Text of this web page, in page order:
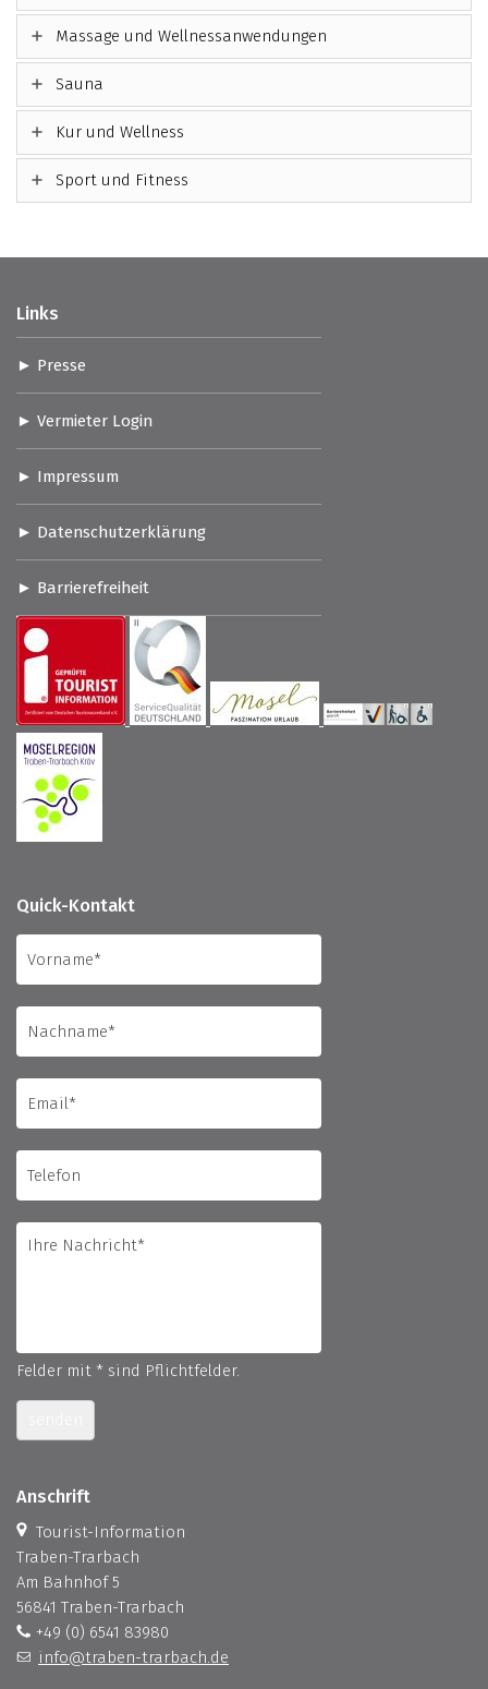
Massage und Wellnessanwendungen
Sauna
Kur und Wellness
Sport und Fitness
Links
Presse
Vermieter Login
Impressum
Datenschutzerklärung
Barrierefreiheit
Quick-Kontakt
Felder mit * sind Pflichtfelder.
Anschrift
Tourist-Information
Traben-Trarbach
Am Bahnhof 5
56841 Traben-Trarbach
+49 (0) 6541 83980
info@traben-trarbach.de